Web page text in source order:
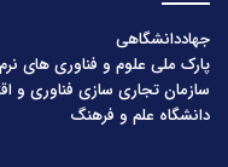
جهاددانشگاهی
پارک ملی علوم و فناوری های
سازمان تجاری سازی فناوری و
دانشگاه علم و فرهنگ